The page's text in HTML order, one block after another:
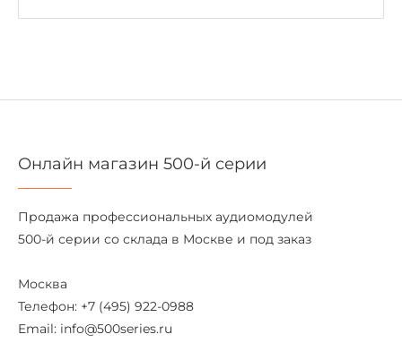
Онлайн магазин 500-й серии
Продажа профессиональных аудиомодулей
500-й серии со склада в Москве и под заказ
Москва
Телефон: +7 (495) 922-0988
Email: info@500series.ru